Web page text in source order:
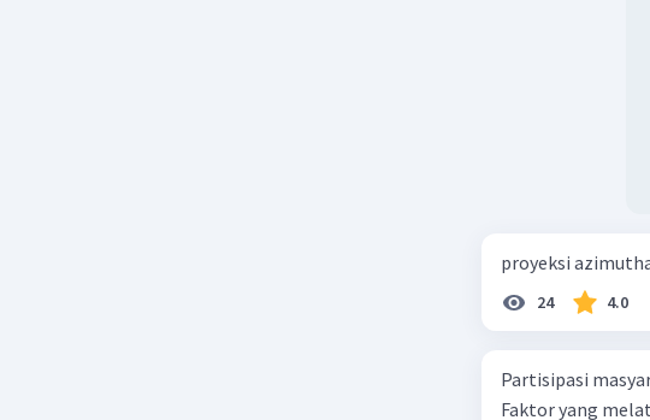
proyeksi
24 4.0
Partisipasi
Faktor yang